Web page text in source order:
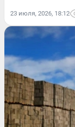
23 июля, 2026, 18:12